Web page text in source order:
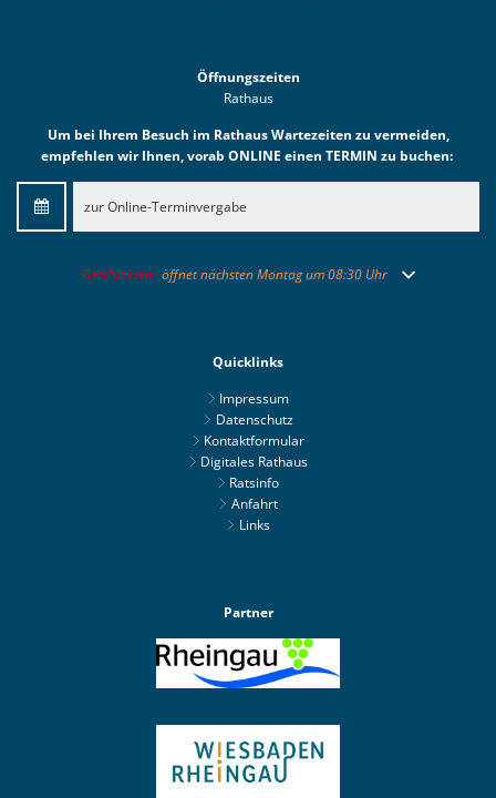
Öffnungszeiten
Rathaus
Um bei Ihrem Besuch im Rathaus Wartezeiten zu vermeiden,
empfehlen wir Ihnen, vorab ONLINE einen TERMIN zu buchen:
zur Online-Terminvergabe
Klicken, um weitere Öffnungs- oder Schließzeiten auszublenden
Geschlossen: öffnet nächsten Montag um 08:30 Uhr
Quicklinks
Impressum
Datenschutz
Kontaktformular
Digitales Rathaus
Ratsinfo
Anfahrt
Links
Partner